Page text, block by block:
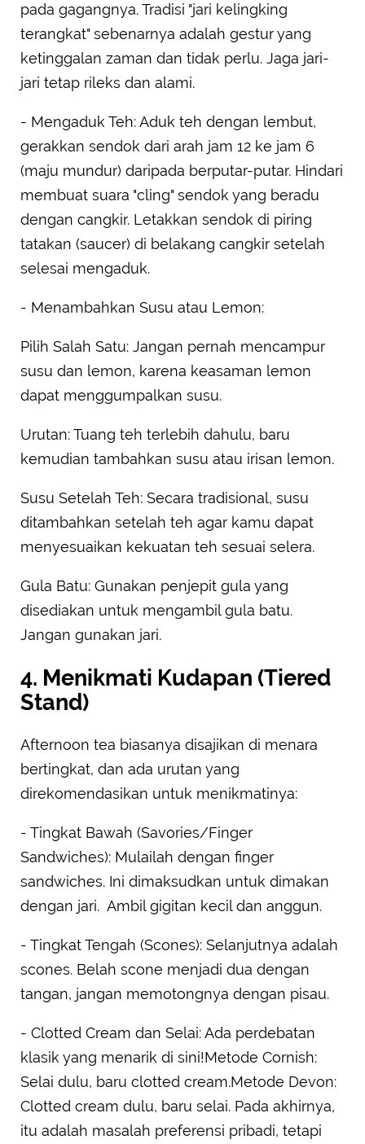
pada gagangnya. Tradisi "jari kelingking
terangkat" sebenarnya adalah gestur yang
ketinggalan zaman dan tidak perlu. Jaga jari-
jari tetap rileks dan alami.
- Mengaduk Teh: Aduk teh dengan lembut,
gerakkan sendok dari arah jam 12 ke jam 6
(maju mundur) daripada berputar-putar. Hindari
membuat suara "cling" sendok yang beradu
dengan cangkir. Letakkan sendok di piring
tatakan (saucer) di belakang cangkir setelah
selesai mengaduk.
- Menambahkan Susu atau Lemon:
Pilih Salah Satu: Jangan pernah mencampur
susu dan lemon, karena keasaman lemon
dapat menggumpalkan susu.
Urutan: Tuang teh terlebih dahulu, baru
kemudian tambahkan susu atau irisan lemon.
Susu Setelah Teh: Secara tradisional, susu
ditambahkan setelah teh agar kamu dapat
menyesuaikan kekuatan teh sesuai selera.
Gula Batu: Gunakan penjepit gula yang
disediakan untuk mengambil gula batu.
Jangan gunakan jari.
4. Menikmati Kudapan (Tiered
Stand)
Afternoon tea biasanya disajikan di menara
bertingkat, dan ada urutan yang
direkomendasikan untuk menikmatinya:
- Tingkat Bawah (Savories/Finger
Sandwiches): Mulailah dengan finger
sandwiches. Ini dimaksudkan untuk dimakan
dengan jari. Ambil gigitan kecil dan anggun.
- Tingkat Tengah (Scones): Selanjutnya adalah
scones. Belah scone menjadi dua dengan
tangan, jangan memotongnya dengan pisau.
- Clotted Cream dan Selai: Ada perdebatan
klasik yang menarik di sini!Metode Cornish:
Selai dulu, baru clotted cream.Metode Devon:
Clotted cream dulu, baru selai. Pada akhirnya,
itu adalah masalah preferensi pribadi, tetapi